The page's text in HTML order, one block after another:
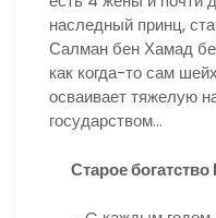
наследный принц,
Салман бен Хамад
как когда-то сам
осваивает тяжелую
государством…
Старое